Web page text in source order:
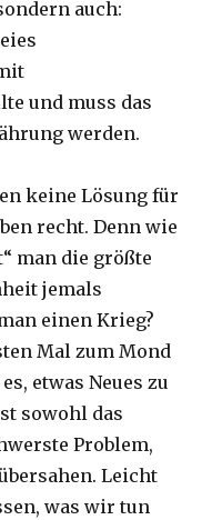
auch:
und muss das
werden.
keine Lösung für
recht. Denn wie
man die größte
jemals
einen Krieg?
Mal zum Mond
etwas Neues zu
sowohl das
Problem,
Leicht
was wir tun